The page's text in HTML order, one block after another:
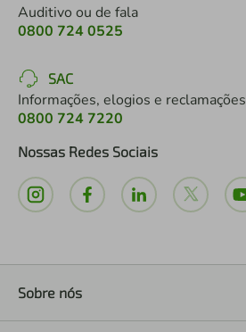
Auditivo ou de fala
0800 724 0525
SAC
Informações, elogios e reclamações
0800 724 7220
Nossas Redes Sociais
Sobre nós